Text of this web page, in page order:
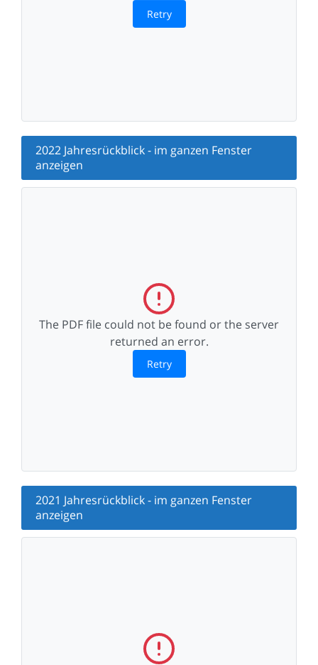
Retry
2022 Jahresrückblick - im ganzen Fenster
anzeigen
The PDF file could not be found or the server
returned an error.
Retry
2021 Jahresrückblick - im ganzen Fenster
anzeigen